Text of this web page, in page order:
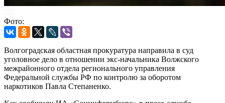
Фото:
Волгоградская областная прокуратура направила в суд
уголовное дело в отношении экс-начальника Волжского
межрайонного отдела регионального управления
Федеральной службы РФ по контролю за оборотом
наркотиков Павла Степаненко.